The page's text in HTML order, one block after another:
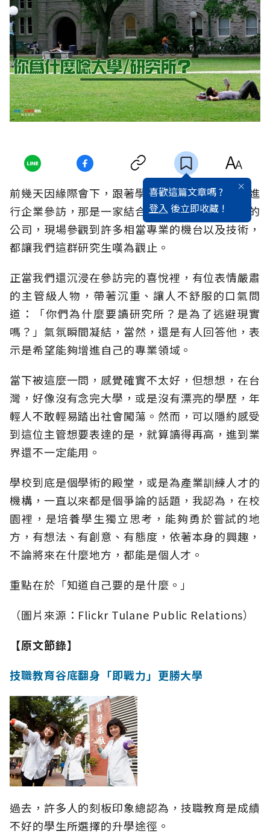
喜歡這篇文章嗎 ?
登入 後立即收藏 !
前幾天因緣際會下，跟著學校教授到南部的工廠進
行企業參訪，那是一家結合傳統產業與創意研發的
公司，現場參觀到許多相當專業的機台以及技術，
都讓我們這群研究生嘆為觀止。
正當我們還沉浸在參訪完的喜悅裡，有位表情嚴肅
的主管級人物，帶著沉重、讓人不舒服的口氣問
道：「你們為什麼要讀研究所？是為了逃避現實
嗎？」氣氛瞬間凝結，當然，還是有人回答他，表
示是希望能夠增進自己的專業領域。
當下被這麼一問，感覺確實不太好，但想想，在台
灣，好像沒有念完大學，或是沒有漂亮的學歷，年
輕人不敢輕易踏出社會闖蕩。然而，可以隱約感受
到這位主管想要表達的是，就算讀得再高，進到業
界還不一定能用。
學校到底是個學術的殿堂，或是為產業訓練人才的
機構，一直以來都是個爭論的話題，我認為，在校
園裡，是培養學生獨立思考，能夠勇於嘗試的地
方，有想法、有創意、有態度，依著本身的興趣，
不論將來在什麼地方，都能是個人才。
重點在於「知道自己要的是什麼。」
（圖片來源：Flickr Tulane Public Relations）
【原文節錄】
技職教育谷底翻身「即戰力」更勝大學
過去，許多人的刻板印象總認為，技職教育是成績
不好的學生所選擇的升學途徑。